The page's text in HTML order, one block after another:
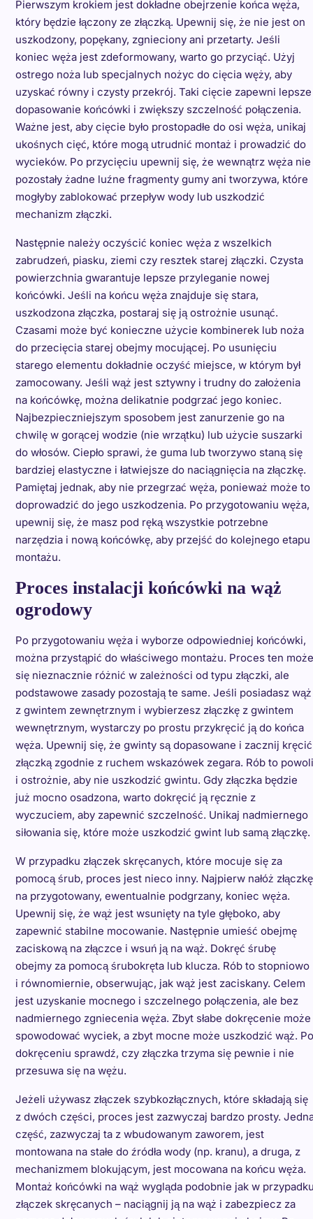
Pierwszym krokiem jest dokładne obejrzenie końca węża,
który będzie łączony ze złączką. Upewnij się, że nie jest on
uszkodzony, popękany, zgnieciony ani przetarty. Jeśli
koniec węża jest zdeformowany, warto go przyciąć. Użyj
ostrego noża lub specjalnych nożyc do cięcia węży, aby
uzyskać równy i czysty przekrój. Taki cięcie zapewni lepsze
dopasowanie końcówki i zwiększy szczelność połączenia.
Ważne jest, aby cięcie było prostopadłe do osi węża, unikaj
ukośnych cięć, które mogą utrudnić montaż i prowadzić do
wycieków. Po przycięciu upewnij się, że wewnątrz węża nie
pozostały żadne luźne fragmenty gumy ani tworzywa, które
mogłyby zablokować przepływ wody lub uszkodzić
mechanizm złączki.
Następnie należy oczyścić koniec węża z wszelkich
zabrudzeń, piasku, ziemi czy resztek starej złączki. Czysta
powierzchnia gwarantuje lepsze przyleganie nowej
końcówki. Jeśli na końcu węża znajduje się stara,
uszkodzona złączka, postaraj się ją ostrożnie usunąć.
Czasami może być konieczne użycie kombinerek lub noża
do przecięcia starej obejmy mocującej. Po usunięciu
starego elementu dokładnie oczyść miejsce, w którym był
zamocowany. Jeśli wąż jest sztywny i trudny do założenia
na końcówkę, można delikatnie podgrzać jego koniec.
Najbezpieczniejszym sposobem jest zanurzenie go na
chwilę w gorącej wodzie (nie wrzątku) lub użycie suszarki
do włosów. Ciepło sprawi, że guma lub tworzywo staną się
bardziej elastyczne i łatwiejsze do naciągnięcia na złączkę.
Pamiętaj jednak, aby nie przegrzać węża, ponieważ może to
doprowadzić do jego uszkodzenia. Po przygotowaniu węża,
upewnij się, że masz pod ręką wszystkie potrzebne
narzędzia i nową końcówkę, aby przejść do kolejnego etapu
montażu.
Proces instalacji końcówki na wąż
ogrodowy
Po przygotowaniu węża i wyborze odpowiedniej końcówki,
można przystąpić do właściwego montażu. Proces ten może
się nieznacznie różnić w zależności od typu złączki, ale
podstawowe zasady pozostają te same. Jeśli posiadasz wąż
z gwintem zewnętrznym i wybierzesz złączkę z gwintem
wewnętrznym, wystarczy po prostu przykręcić ją do końca
węża. Upewnij się, że gwinty są dopasowane i zacznij kręcić
złączką zgodnie z ruchem wskazówek zegara. Rób to powoli
i ostrożnie, aby nie uszkodzić gwintu. Gdy złączka będzie
już mocno osadzona, warto dokręcić ją ręcznie z
wyczuciem, aby zapewnić szczelność. Unikaj nadmiernego
siłowania się, które może uszkodzić gwint lub samą złączkę.
W przypadku złączek skręcanych, które mocuje się za
pomocą śrub, proces jest nieco inny. Najpierw nałóż złączkę
na przygotowany, ewentualnie podgrzany, koniec węża.
Upewnij się, że wąż jest wsunięty na tyle głęboko, aby
zapewnić stabilne mocowanie. Następnie umieść obejmę
zaciskową na złączce i wsuń ją na wąż. Dokręć śrubę
obejmy za pomocą śrubokręta lub klucza. Rób to stopniowo
i równomiernie, obserwując, jak wąż jest zaciskany. Celem
jest uzyskanie mocnego i szczelnego połączenia, ale bez
nadmiernego zgniecenia węża. Zbyt słabe dokręcenie może
spowodować wyciek, a zbyt mocne może uszkodzić wąż. Po
dokręceniu sprawdź, czy złączka trzyma się pewnie i nie
przesuwa się na wężu.
Jeżeli używasz złączek szybkozłącznych, które składają się
z dwóch części, proces jest zazwyczaj bardzo prosty.
część, zazwyczaj ta z wbudowanym zaworem, jest
montowana na stałe do źródła wody (np. kranu), a druga, z
mechanizmem blokującym, jest mocowana na końcu węża.
Montaż końcówki na wąż wygląda podobnie jak w
złączek skręcanych – naciągnij ją na wąż i zabezpiecz za